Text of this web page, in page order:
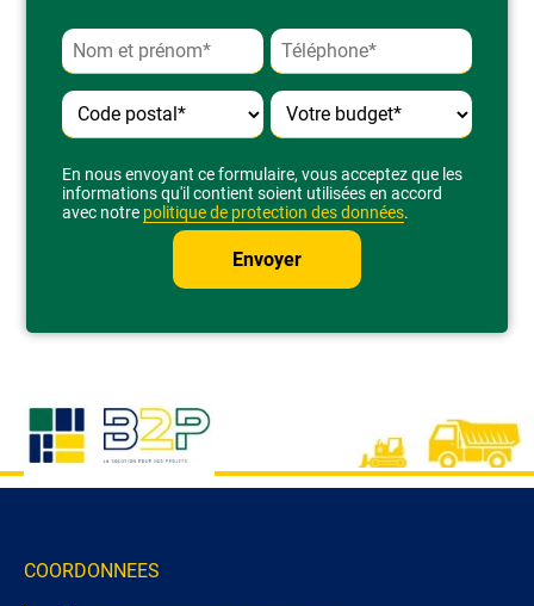
En nous envoyant ce formulaire, vous acceptez que les
informations qu'il contient soient utilisées en accord
avec notre politique de protection des données.
Alternative:
COORDONNEES